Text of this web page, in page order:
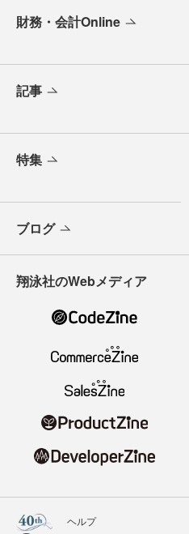
財務・会計Online
記事
特集
ブログ
翔泳社のWebメディア
ヘルプ